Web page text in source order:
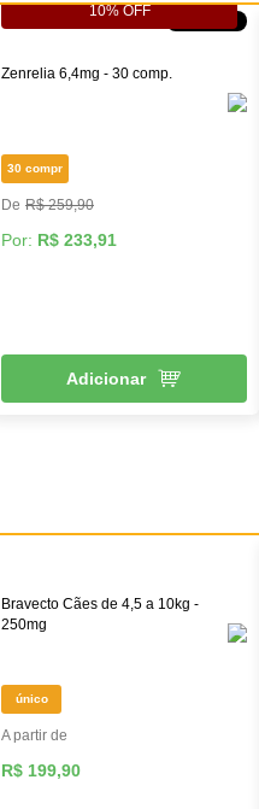
10% OFF
Zenrelia 6,4mg - 30 comp.
30 compr
R$ 259,90
Por: R$ 233,91
Adicionar
Bravecto Cães de 4,5 a 10kg -
250mg
único
A partir de
R$ 199,90